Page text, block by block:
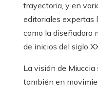
trayectoria, y en
editoriales expertas
como la diseñadora
de inicios del siglo
La visión de Miuccia
también en